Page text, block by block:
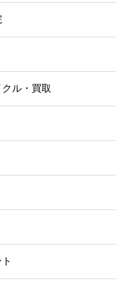
ル・買取